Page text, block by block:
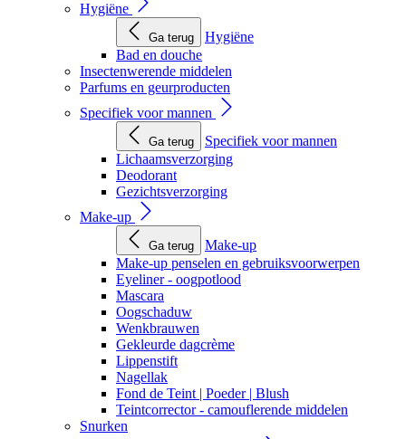
Hygiëne
Ga terug
Hygiëne
Bad en douche
Insectenwerende middelen
Parfums en geurproducten
Specifiek voor mannen
Ga terug
Specifiek voor mannen
Lichaamsverzorging
Deodorant
Gezichtsverzorging
Make-up
Ga terug
Make-up
Make-up penselen en gebruiksvoorwerpen
Eyeliner - oogpotlood
Mascara
Oogschaduw
Wenkbrauwen
Gekleurde dagcrème
Lippenstift
Nagellak
Fond de Teint | Poeder | Blush
Teintcorrector - camouflerende middelen
Snurken